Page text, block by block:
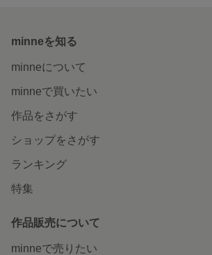
minneを知る
minneについて
minneで買いたい
作品をさがす
ショップをさがす
ランキング
特集
作品販売について
minneで売りたい